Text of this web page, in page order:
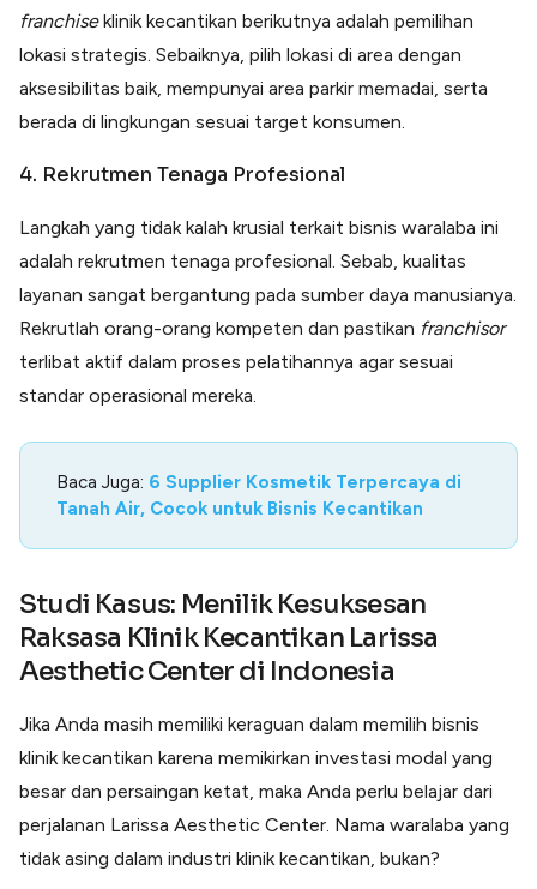
franchiseklinik kecantikan berikutnya adalah pemilihan
lokasi strategis. Sebaiknya, pilih lokasi di area dengan
aksesibilitas baik, mempunyai area parkir memadai, serta
berada di lingkungan sesuai target konsumen.
4. Rekrutmen Tenaga Profesional
Langkah yang tidak kalah krusial terkait bisnis waralaba ini
adalah rekrutmen tenaga profesional. Sebab, kualitas
layanan sangat bergantung pada sumber daya manusianya.
Rekrutlah orang-orang kompeten dan pastikan franchisor
terlibat aktif dalam proses pelatihannya agar sesuai
standar operasional mereka.
Baca Juga: 6 Supplier Kosmetik Terpercaya di
Tanah Air, Cocok untuk Bisnis Kecantikan
Studi Kasus: Menilik Kesuksesan
Raksasa Klinik Kecantikan Larissa
Aesthetic Center di Indonesia
Jika Anda masih memiliki keraguan dalam memilih bisnis
klinik kecantikan karena memikirkan investasi modal yang
besar dan persaingan ketat, maka Anda perlu belajar dari
perjalanan Larissa Aesthetic Center. Nama waralaba yang
tidak asing dalam industri klinik kecantikan, bukan?